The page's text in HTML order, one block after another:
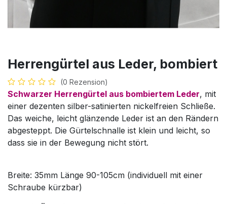
Herrengürtel aus Leder, bombiert
(0 Rezension)
Schwarzer Herrengürtel aus bombiertem Leder, mit
einer dezenten silber-satinierten nickelfreien Schließe.
Das weiche, leicht glänzende Leder ist an den Rändern
abgesteppt. Die Gürtelschnalle ist klein und leicht, so
dass sie in der Bewegung nicht stört.
Breite: 35mm Länge 90-105cm (individuell mit einer
Schraube kürzbar)